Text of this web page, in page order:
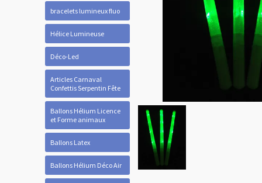
bracelets lumineux fluo
Hélice Lumineuse
Déco-Led
Articles Carnaval
Confettis Serpentin Fête
Ballons Hélium Licence
et Forme animaux
Ballons Latex
Ballons Hélium Déco Air